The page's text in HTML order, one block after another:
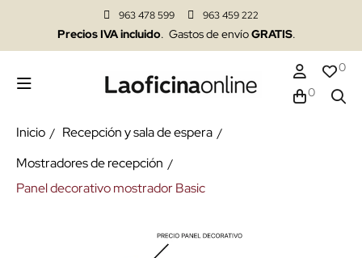
963 478 599 963 459 222
Precios IVA incluido. Gastos de envíoGRATIS.
0
0
Inicio
Recepción y sala de espera
Mostradores de recepción
Panel decorativo mostrador Basic